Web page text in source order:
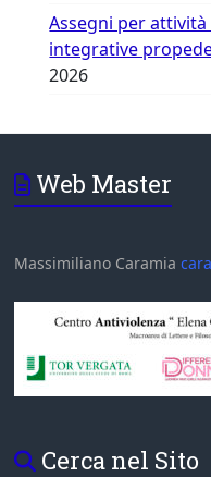
Assegni per
integrative
2026
Web Master
Massimiliano Caramia
Cerca nel Sito